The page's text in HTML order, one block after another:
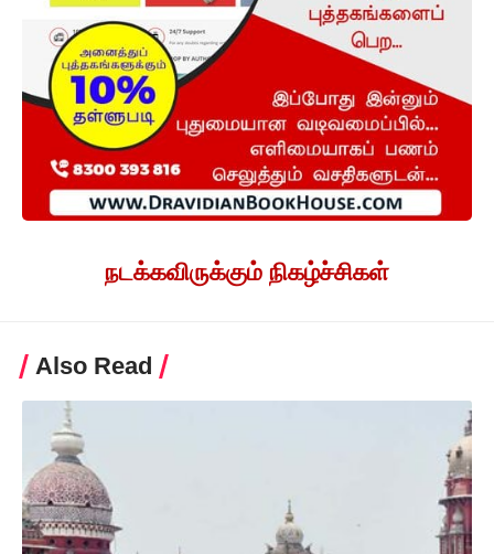
நடக்கவிருக்கும் நிகழ்ச்சிகள்
Also Read